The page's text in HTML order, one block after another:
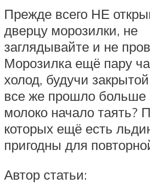
Прежде всего НЕ
дверцу морозилки, не
заглядывайте и не
Морозилка ещё пару
холод, будучи
все же прошло больше
молоко начало таять?
которых ещё есть
пригодны для
Автор статьи: